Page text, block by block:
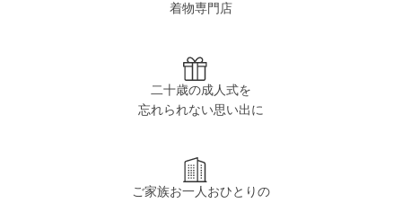
着物専門店
二十歳の成人式を
忘れられない思い出に
ご家族お一人おひとりの